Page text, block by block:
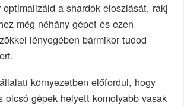
optimalizáld a shardok eloszlását, rakj
még néhány gépet és ezen
lényegében bármikor tudod
környezetben előfordul, hogy
olcsó gépek helyett komolyabb vasak